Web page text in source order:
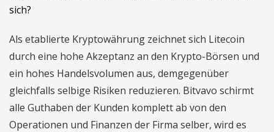
sich?
Als etablierte Kryptowährung zeichnet sich Litecoin
durch eine hohe Akzeptanz an den Krypto-Börsen und
ein hohes Handelsvolumen aus, demgegenüber
gleichfalls selbige Risiken reduzieren. Bitvavo schirmt
alle Guthaben der Kunden komplett ab von den
Operationen und Finanzen der Firma selber, wird es